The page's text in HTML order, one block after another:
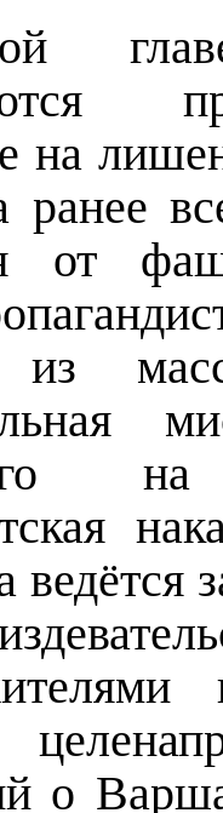
на
от
из
на
ведётся
о